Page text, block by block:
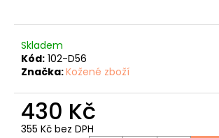
Skladem
Kód: 102-D56
Značka:Kožené zboží
430 Kč
355 Kč bez DPH
r
č
u
e
m
e